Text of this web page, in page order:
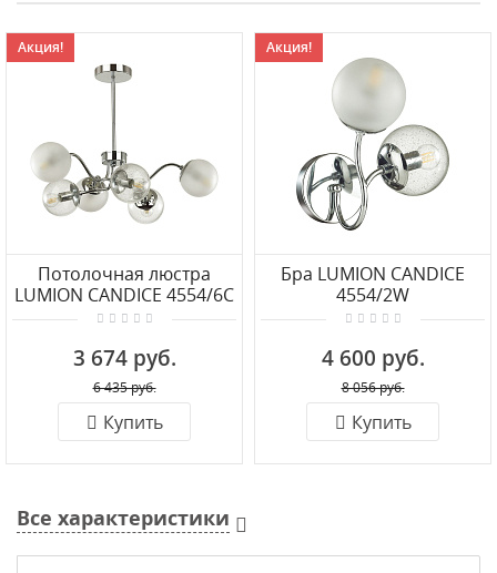
Акция!
Потолочная люстра
LUMION CANDICE 4554/6C
3 674 руб.
6 435 руб.
Купить
Акция!
Бра LUMION CANDICE
4554/2W
4 600 руб.
8 056 руб.
Купить
Все характеристики